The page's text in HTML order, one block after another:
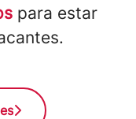
para estar